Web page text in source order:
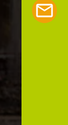
mail_outline